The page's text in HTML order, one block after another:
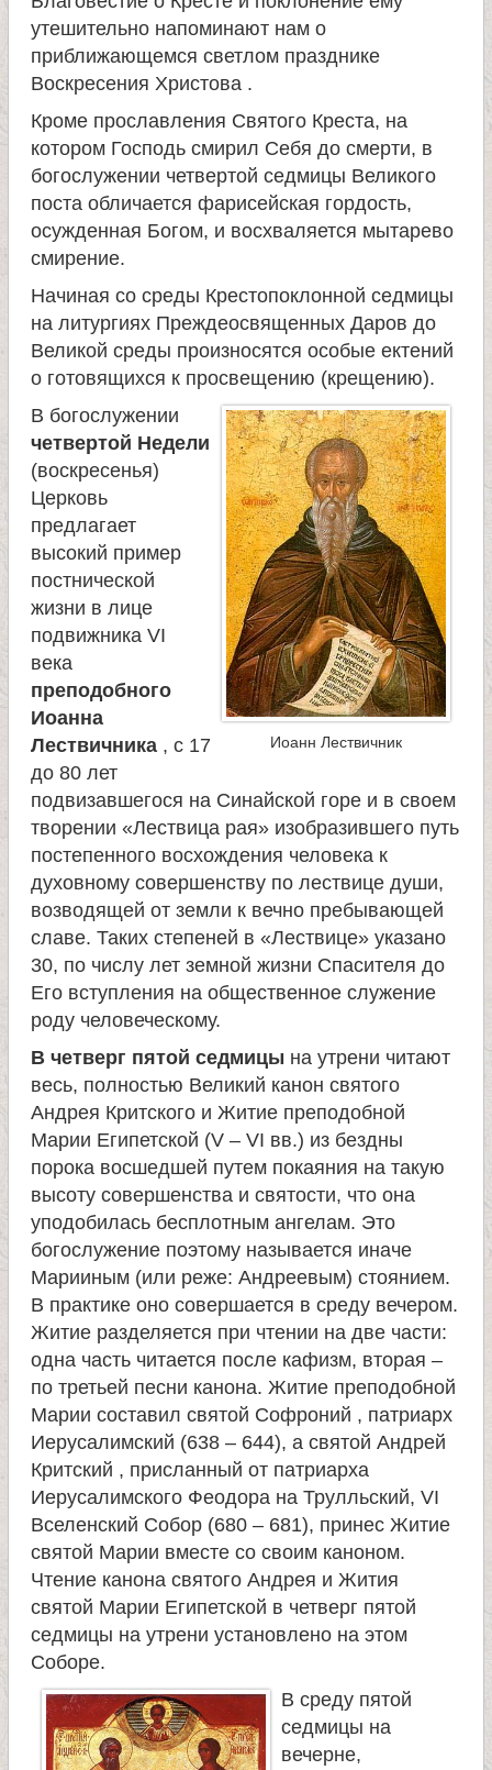
утешительно напоминают нам о
приближающемся светлом празднике
Воскресения Христова .
Кроме прославления Святого Креста, на
котором Господь смирил Себя до смерти, в
богослужении четвертой седмицы Великого
поста обличается фарисейская гордость,
осужденная Богом, и восхваляется мытарево
смирение.
Начиная со среды Крестопоклонной седмицы
на литургиях Преждеосвященных Даров до
Великой среды произносятся особые ектений
о готовящихся к просвещению (крещению).
Иоанн Лествичник
В богослужении
четвертой Недели
(воскресенья)
Церковь
предлагает
высокий пример
постнической
жизни в лице
подвижника VI
века
преподобного
Иоанна
Лествичника , с 17
до 80 лет
подвизавшегося на Синайской горе и в своем
творении «Лествица рая» изобразившего путь
постепенного восхождения человека к
духовному совершенству по лествице души,
возводящей от земли к вечно пребывающей
славе. Таких степеней в «Лествице» указано
30, по числу лет земной жизни Спасителя до
Его вступления на общественное служение
роду человеческому.
В четверг пятой седмицы на утрени читают
весь, полностью Великий канон святого
Андрея Критского и Житие преподобной
Марии Египетской (V – VI вв.) из бездны
порока восшедшей путем покаяния на такую
высоту совершенства и святости, что она
уподобилась бесплотным ангелам. Это
богослужение поэтому называется иначе
Марииным (или реже: Андреевым) стоянием.
В практике оно совершается в среду вечером.
Житие разделяется при чтении на две части:
одна часть читается после кафизм, вторая –
по третьей песни канона. Житие преподобной
Марии составил святой Софроний , патриарх
Иерусалимский (638 – 644), а святой Андрей
Критский , присланный от патриарха
Иерусалимского Феодора на Трулльский, VI
Вселенский Собор (680 – 681), принес Житие
святой Марии вместе со своим каноном.
Чтение канона святого Андрея и Жития
святой Марии Египетской в четверг пятой
седмицы на утрени установлено на этом
Соборе.
В среду пятой
седмицы на
вечерне,